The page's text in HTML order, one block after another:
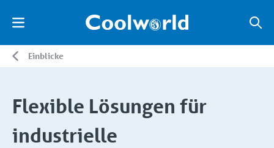
Einblicke
Flexible Lösungen für
industrielle